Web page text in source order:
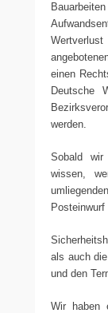
einen
Deutsche
werden.
Sobald wir
wissen,
als auch
und den
Wir haben